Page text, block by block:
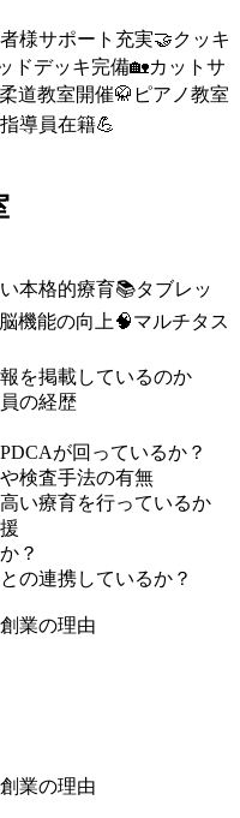
様サポート充実🤝クッキ
ドデッキ完備🏡カットサ
柔道教室開催🥋 ピアノ教室
導員在籍💪
本格的療育📚タブレッ
脳機能の向上🧠マルチタス
を掲載しているのか
の経歴
が回っているか？
検査手法の有無
い療育を行っているか
？
の連携しているか？
業の理由
業の理由